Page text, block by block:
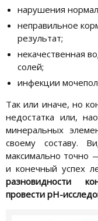
нарушения
неправильное
результат;
некачественная
солей;
инфекции
Так или иначе, но
недостатка или,
минеральных
своему составу.
максимально точно
и конечный успех
разновидности
провести pH-